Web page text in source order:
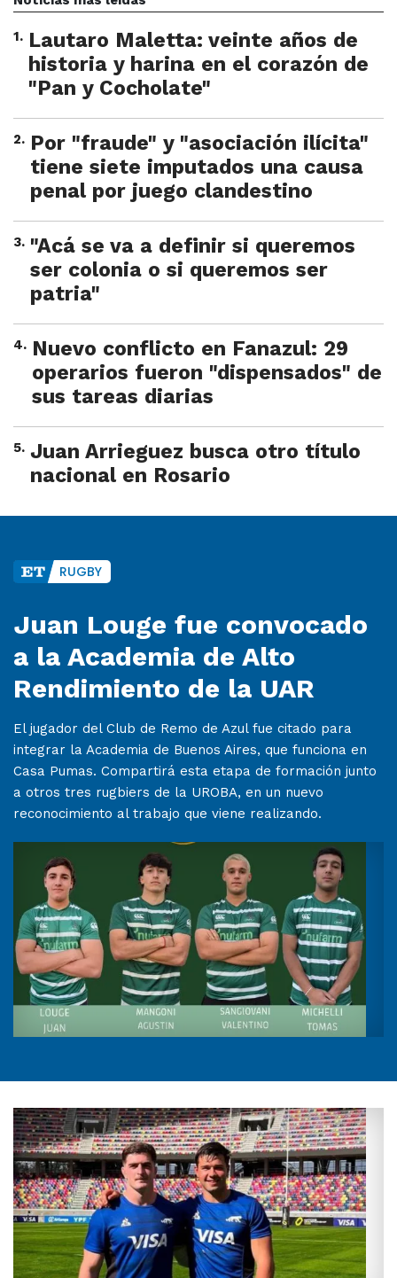
1. Lautaro Maletta: veinte años de
historia y harina en el corazón de
"Pan y Cocholate"
2. Por "fraude" y "asociación ilícita"
tiene siete imputados una causa
penal por juego clandestino
3. "Acá se va a definir si queremos
ser colonia o si queremos ser
patria"
4. Nuevo conflicto en Fanazul: 29
operarios fueron "dispensados" de
sus tareas diarias
5. Juan Arrieguez busca otro título
nacional en Rosario
RUGBY
Juan Louge fue convocado
a la Academia de Alto
Rendimiento de la UAR
El jugador del Club de Remo de Azul fue citado para
integrar la Academia de Buenos Aires, que funciona en
Casa Pumas. Compartirá esta etapa de formación junto
a otros tres rugbiers de la UROBA, en un nuevo
reconocimiento al trabajo que viene realizando.